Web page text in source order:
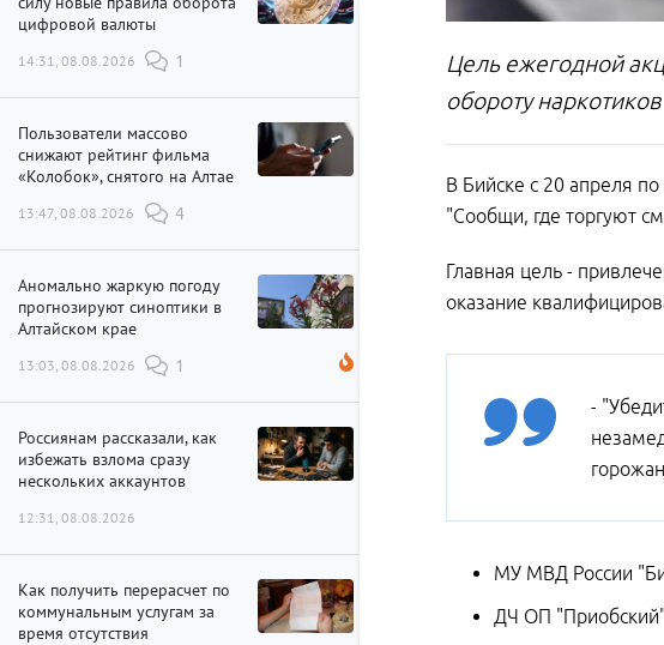
цифровой валюты
14:31, 08.08.2026 1
Пользователи массово
снижают рейтинг фильма
«Колобок», снятого на Алтае
13:47, 08.08.2026 4
Аномально жаркую погоду
прогнозируют синоптики в
Алтайском крае
13:03, 08.08.2026 1
Россиянам рассказали, как
избежать взлома сразу
нескольких аккаунтов
12:31, 08.08.2026
Как получить перерасчет по
коммунальным услугам за
время отсутствия
Цель ежегодной
обороту наркотиков
В Бийске с 20 апреля
"Сообщи, где торгуют
Главная цель -
оказание
-
МУ МВД России
ДЧ ОП